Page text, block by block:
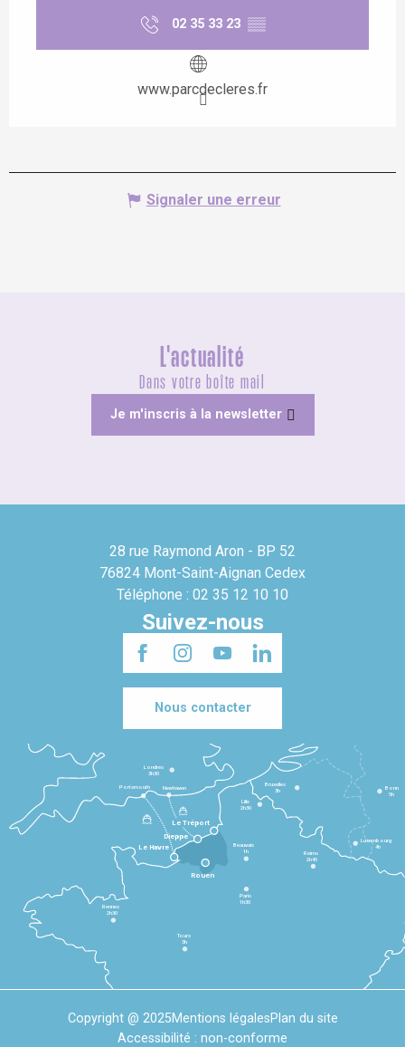
02 35 33 23 ▒▒
www.parcdecleres.fr
Signaler une erreur
L'actualité
Dans votre boîte mail
Je m'inscris à la newsletter
28 rue Raymond Aron - BP 52
76824 Mont-Saint-Aignan Cedex
Téléphone : 02 35 12 10 10
Suivez-nous
Nous contacter
Le Havre
Dieppe
Le Tréport
Rennes
2h30
Tours
3h
Paris
1h30
Beauvais
1h
Reims
2h45
Lille
2h30
Bruxelles
3h
Londres
3h30
Newhaven
Portsmouth
Bonn
5h
Luxembourg
4h
Rouen
Copyright @ 2025Mentions légalesPlan du site
Accessibilité : non-conforme